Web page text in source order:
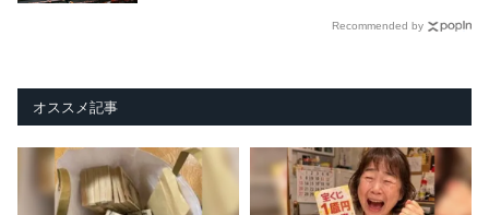
Recommended by
オススメ記事